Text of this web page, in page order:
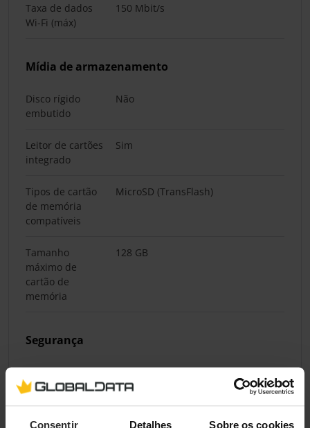
Consentir Detalhes Sobre os cookies
Taxa de dados
Wi-Fi (máx)
150 Mbit/s
Mídia de armazenamento
Disco rígido
embutido
Não
Leitor de cartões
integrado
Sim
Tipos de cartão
de memória
compatíveis
MicroSD (TransFlash)
Tamanho
máximo de
cartão de
memória
128 GB
Segurança
Sirene integrada Sim
movimentos